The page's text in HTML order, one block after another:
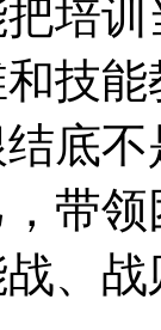
培
技
底
带
、